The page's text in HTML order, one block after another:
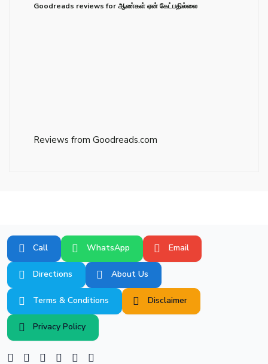
Goodreads reviews for ஆண்கள் ஏன் கேட்பதில்லை
Reviews from Goodreads.com
Call WhatsApp Email
Directions About Us
Terms & Conditions Disclaimer
Privacy Policy